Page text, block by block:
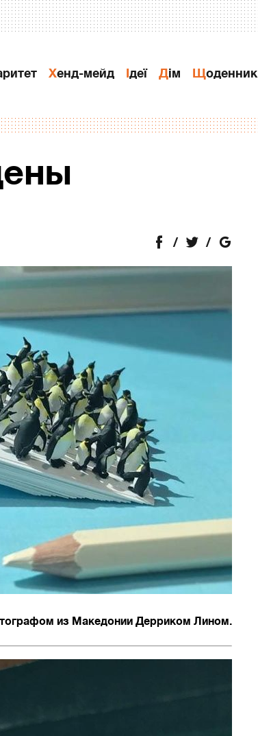
Хенд-мейд Ідеї Дiм Щоденник
из Македонии Дерриком Лином.